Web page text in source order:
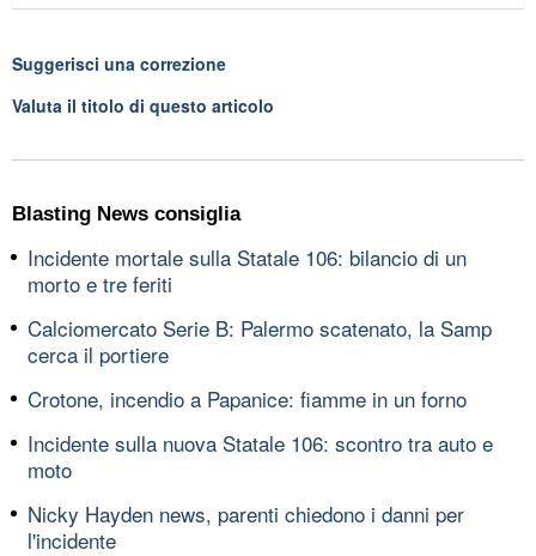
Suggerisci una correzione
Valuta il titolo di questo articolo
Blasting News consiglia
Incidente mortale sulla Statale 106: bilancio di un
morto e tre feriti
Calciomercato Serie B: Palermo scatenato, la Samp
cerca il portiere
Crotone, incendio a Papanice: fiamme in un forno
Incidente sulla nuova Statale 106: scontro tra auto e
moto
Nicky Hayden news, parenti chiedono i danni per
l'incidente